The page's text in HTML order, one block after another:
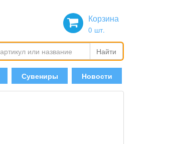
Корзина
0 шт.
Найти
Сувениры Новости